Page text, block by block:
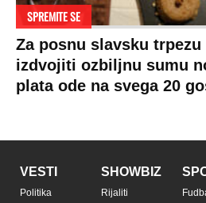
SPREMITE SE
Za posnu slavsku
izdvojiti ozbiljnu sumu
plata ode na svega 20
VESTI
Politika
SHOWBIZ
Rijaliti